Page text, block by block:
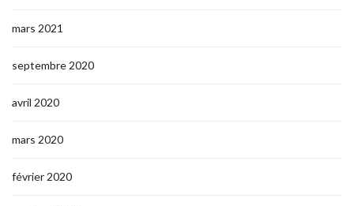
mars 2021
septembre 2020
avril 2020
mars 2020
février 2020